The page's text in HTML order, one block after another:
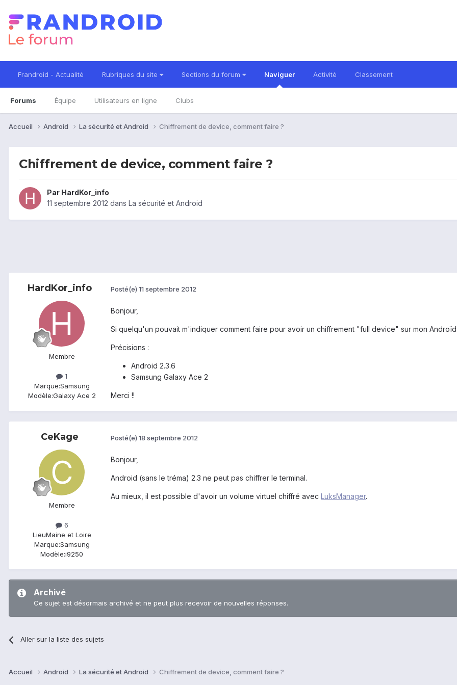
Frandroid - Actualité Rubriques du site Sections du forum Naviguer
Forums Équipe Utilisateurs en ligne Clubs
Activité Classement
Accueil Android La sécurité et Android Chiffrement de device, comment faire ?
Chiffrement de device, comment faire ?
Par HardKor_info
11 septembre 2012 dans La sécurité et Android
HardKor_info
Membre
1
Marque:Samsung
Modèle:Galaxy Ace 2
Posté(e) 11 septembre 2012
Bonjour,
Si quelqu'un pouvait m'indiquer comment faire pour avoir un chiffrement "full device" sur mon Androïd
Précisions :
Android 2.3.6
Samsung Galaxy Ace 2
Merci !!
CeKage
Membre
6
LieuMaine et Loire
Marque:Samsung
Modèle:i9250
Posté(e) 18 septembre 2012
Bonjour,
Android (sans le tréma) 2.3 ne peut pas chiffrer le terminal.
Au mieux, il est possible d'avoir un volume virtuel chiffré avec LuksManager.
Archivé
Ce sujet est désormais archivé et ne peut plus recevoir de nouvelles réponses.
Aller sur la liste des sujets
Accueil Android La sécurité et Android Chiffrement de device, comment faire ?